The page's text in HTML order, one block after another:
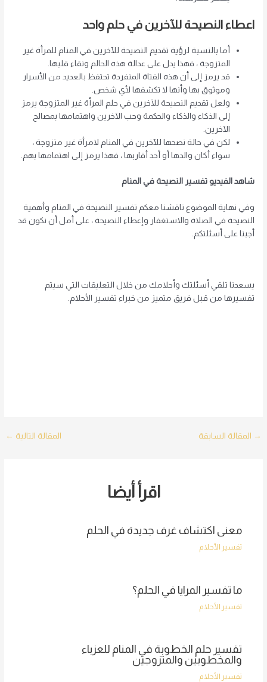
اعطاء النصيحة للآخرين في حلم واحد
أما بالنسبة لرؤية تقديم النصيحة للآخرين في المنام للمرأة غير
المتزوجة ، فهذا يدل على عدالة هذه الحالم ونقاء قلبها.
قد يرمز إلى أن هذه الفتاة المنفردة تحتفظ بالعديد من الأسرار
وموثوق بها وأنها لا تكشفها لأي شخص.
ولعل تقديم النصيحة للآخرين في حلم المرأة غير المتزوجة يرمز
إلى الذكاء والذكاء والحكمة وحب الآخرين واهتمامها بمصالح
الآخرين.
لكن في حالة نصحها للآخرين في المنام لامرأة غير متزوجة ،
سواء أكان والدها أو أحد أقاربها ، فهذا يرمز إلى اهتمامها بهم.
شاهد الفيديو تفسير النصيحة في المنام
وفي نهاية الموضوع ناقشنا معكم تفسير النصيحة في المنام وأهمية
النصيحة في الصلاة والاستغفار وإعطاء النصيحة ، على أمل أن نكون قد
أجبنا على أسئلتكم.
يسعدنا تلقي أسئلتك وأحلامك من خلال التعليقات التي سيتم
تفسيرها من قبل فريق متميز من خبراء تفسير الأحلام.
Post
→ المقالة السابقة المقالة التالية ←
اقرأ أيضا
معنى اكتشاف غرف جديدة في الحلم
تفسير الأحلام
ما تفسير المرايا في الحلم؟
تفسير الأحلام
تفسير حلم الخطوبة في المنام للعزباء
والمخطوبين والمتزوجين
تفسير الأحلام